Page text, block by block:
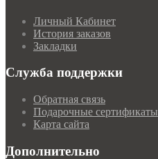
Личный Кабинет
История заказов
Закладки
Служба поддержки
Обратная связь
Подарочные сертификаты
Карта сайта
Дополнительно